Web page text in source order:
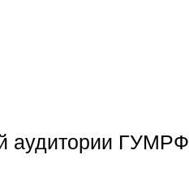
аудитории ГУМРФ